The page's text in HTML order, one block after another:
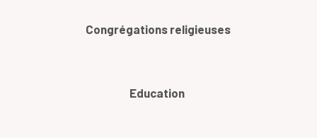
Congrégations religieuses
Education